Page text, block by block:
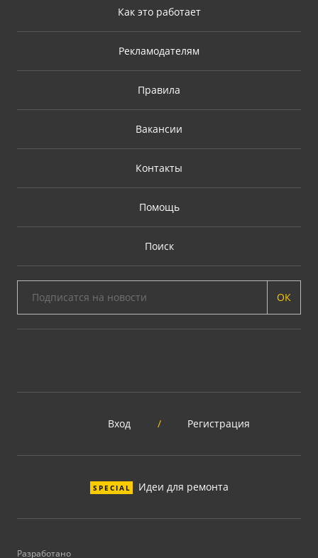
Как это работает
Рекламодателям
Правила
Вакансии
Контакты
Помощь
Поиск
ОК
Вход / Регистрация
SPECIAL Идеи для ремонта
Разработано